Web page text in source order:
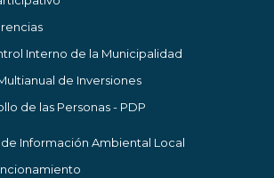
Interno de la Municipalidad
de Inversiones
de las Personas - PDP
Información Ambiental Local